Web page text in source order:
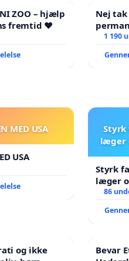
ZOO – hjælp
fremtid ❤️
Nej
- Ja
1 190
MED USA
USA
Styrk
læger
Styrk
læger
86
og ikke
Bevar